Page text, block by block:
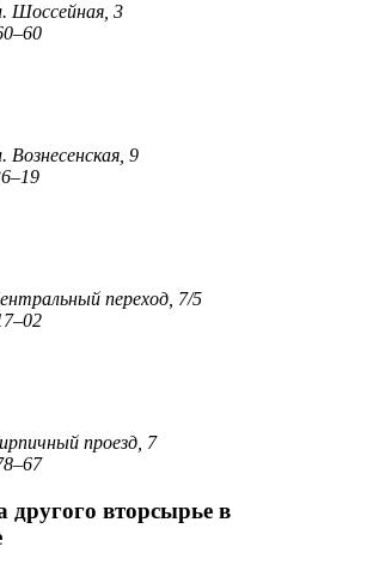
Шоссейная, 3
Вознесенская, 9
переход, 7/5
проезд, 7
вторсырье в